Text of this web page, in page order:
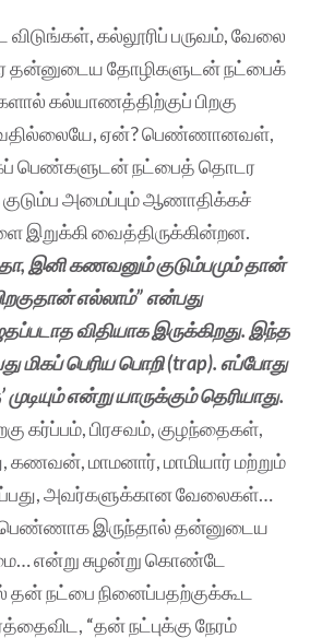
கல்லூரிப் பருவம், வேலை
தன்னுடைய தோழிகளுடன் நட்பைக்
கல்யாணத்திற்குப் பிறகு
ஏன்? பெண்ணானவள்,
பெண்களுடன் நட்பைத் தொடர
குடும்ப அமைப்பும் ஆணாதிக்கச்
இறுக்கி வைத்திருக்கின்றன.
இனி கணவனும் குடும்பமும் தான்
எல்லாம்” என்பது
விதியாக இருக்கிறது. இந்த
மிகப் பெரிய பொறி (trap). எப்போது
என்று யாருக்கும் தெரியாது.
கர்ப்பம், பிரசவம், குழந்தைகள்,
மாமனார், மாமியார் மற்றும்
அவர்களுக்கான வேலைகள்…
பெண்ணாக இருந்தால் தன்னுடைய
என்று சுழன்று கொண்டே
நட்பை நினைப்பதற்குக்கூட
“தன் நட்புக்கு நேரம்